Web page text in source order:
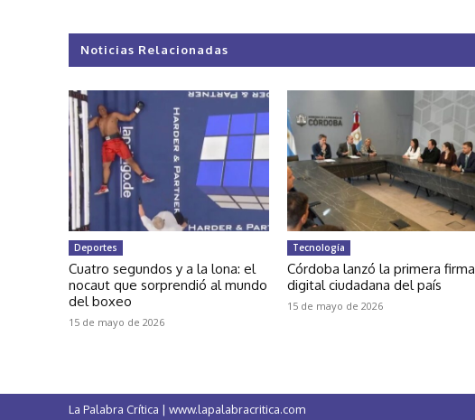
Noticias Relacionadas
Deportes
Cuatro segundos y a la lona: el
nocaut que sorprendió al mundo
del boxeo
15 de mayo de 2026
Tecnología
Córdoba lanzó la primera firma
digital ciudadana del país
15 de mayo de 2026
La Palabra Crítica | www.lapalabracritica.com